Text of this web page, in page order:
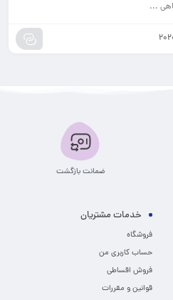
...
ضمانت بازگشت
خدمات مشتریان
فروشگاه
حساب کاربری من
فروش اقساطی
قوانین و مقررات